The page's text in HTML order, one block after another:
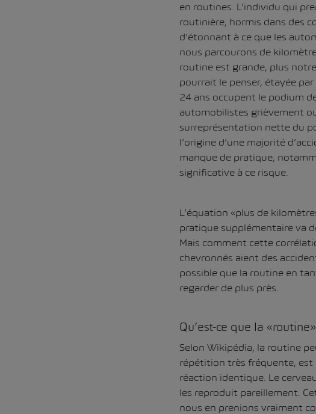
en routines. L’individu qui
routinière, hormis dans des
d’étonnant à ce que les
nous parcourons de
routine est grande, plus
pourrait le penser, étayée
24 ans occupent le podium
automobilistes grièvement
surreprésentation nette du
l’origine d’une majorité
manque de pratique,
significative à ce risque.
L’équation «plus de
pratique supplémentaire va
Mais comment cette
chevronnés aient des
possible que la routine en
regarder de plus près.
Qu’est-ce que la
Selon Wikipédia, la routine
répétition très fréquente,
réaction identique. Le
les reproduit pareillement.
nous en prenions vraiment